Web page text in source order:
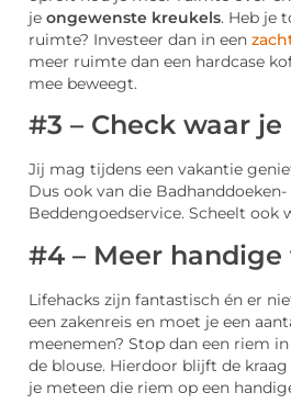
je ongewenste kreukels. Heb je
ruimte? Investeer dan in een
meer ruimte dan een hardcase
mee beweegt.
#3 – Check waar
Jij mag tijdens een vakantie
Dus ook van die Badhanddoeken-
Beddengoedservice. Scheelt ook
#4 – Meer handige
Lifehacks zijn fantastisch én er
een zakenreis en moet je een
meenemen? Stop dan een riem
de blouse. Hierdoor blijft de
je meteen die riem op een